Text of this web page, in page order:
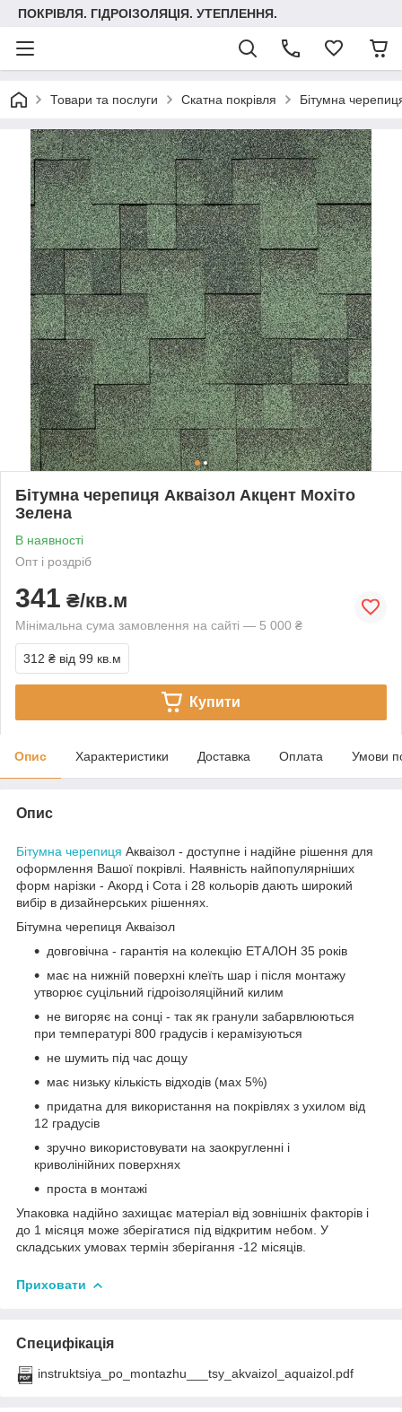
ПОКРІВЛЯ. ГІДРОІЗОЛЯЦІЯ. УТЕПЛЕННЯ.
Товари та послуги Скатна покрівля Бітумна
Бітумна черепиця Акваізол Акцент Мохіто
Зелена
В наявності
Опт і роздріб
341 ₴/кв.м
Мінімальна сума замовлення на сайті — 5 000 ₴
312 ₴ від 99 кв.м
Купити
Опис Характеристики Доставка Оплата Умови
Опис
Бітумна черепиця Акваізол - доступне і надійне рішення для
оформлення Вашої покрівлі. Наявність найпопулярніших
форм нарізки - Акорд і Сота і 28 кольорів дають широкий
вибір в дизайнерських рішеннях.
Бітумна черепиця Акваізол
довговічна - гарантія на колекцію ЕТАЛОН 35 років
має на нижній поверхні клеїть шар і після монтажу
утворює суцільний гідроізоляційний килим
не вигоряє на сонці - так як гранули забарвлюються
при температурі 800 градусів і керамізуються
не шумить під час дощу
має низьку кількість відходів (мах 5%)
придатна для використання на покрівлях з ухилом від
12 градусів
зручно використовувати на заокругленні і
криволінійних поверхнях
проста в монтажі
Упаковка надійно захищає матеріал від зовнішніх факторів і
до 1 місяця може зберігатися під відкритим небом. У
складських умовах термін зберігання -12 місяців.
Приховати
Специфікація
instruktsiya_po_montazhu___tsy_akvaizol_aquaizol.pdf